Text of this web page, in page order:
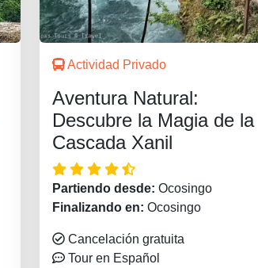
Actividad Privado
Aventura Natural:
Descubre la Magia de la
Cascada Xanil
Partiendo desde: Ocosingo
Finalizando en: Ocosingo
Cancelación gratuita
Tour en Español